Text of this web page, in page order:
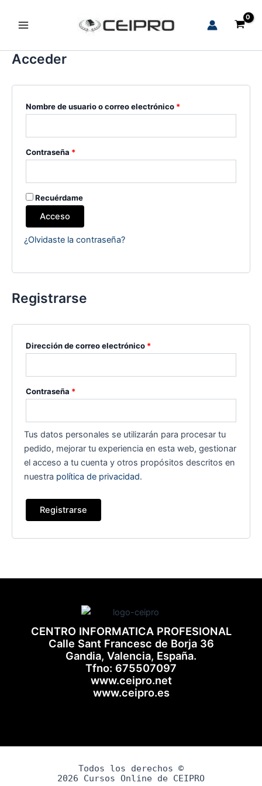
Menu
Acceder
Nombre de usuario o correo electrónico *Obligatorio
Contraseña *Obligatorio
Recuérdame
Acceso
¿Olvidaste la contraseña?
Registrarse
Dirección de correo electrónico *Obligatorio
Contraseña *Obligatorio
Tus datos personales se utilizarán para procesar tu
pedido, mejorar tu experiencia en esta web, gestionar
el acceso a tu cuenta y otros propósitos descritos en
nuestra política de privacidad.
Registrarse
CENTRO INFORMATICA PROFESIONAL
Calle Sant Francesc de Borja 36
Gandia, Valencia, España.
Tfno: 675507097
www.ceipro.net
www.ceipro.es
Todos los derechos ©
2026 Cursos Online de CEIPRO